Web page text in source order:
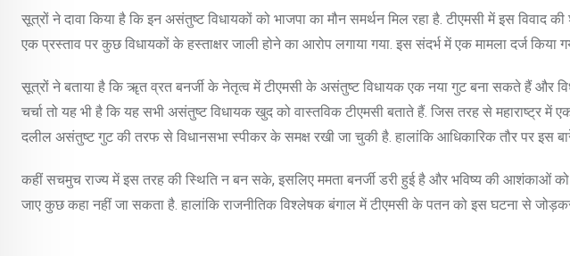
सूत्रों ने दावा किया है कि इन असंतुष्ट विधायकों को भाजपा का मौन समर्थन मिल रहा है. टीएमसी में इस
एक प्रस्ताव पर कुछ विधायकों के हस्ताक्षर जाली होने का आरोप लगाया गया. इस संदर्भ में एक मामला दर्ज किया
सूत्रों ने बताया है कि ॠत व्रत बनर्जी के नेतृत्व में टीएमसी के असंतुष्ट विधायक एक नया गुट बना सकते हैं और
चर्चा तो यह भी है कि यह सभी असंतुष्ट विधायक खुद को वास्तविक टीएमसी बताते हैं. जिस तरह से महाराष्ट्र
दलील असंतुष्ट गुट की तरफ से विधानसभा स्पीकर के समक्ष रखी जा चुकी है. हालांकि आधिकारिक तौर पर इस
कहीं सचमुच राज्य में इस तरह की स्थिति न बन सके, इसलिए ममता बनर्जी डरी हुई है और भविष्य की आशंकाओं
जाए कुछ कहा नहीं जा सकता है. हालांकि राजनीतिक विश्लेषक बंगाल में टीएमसी के पतन को इस घटना से